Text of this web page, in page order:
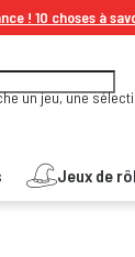
! 10 choses à
un jeu, une
Jeux de